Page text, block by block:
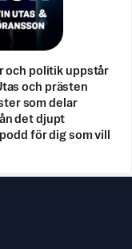
och politik uppstår
och prästen
som delar
det djupt
för dig som vill